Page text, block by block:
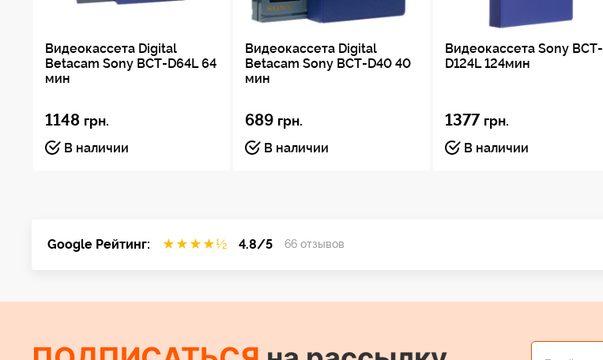
Видеокассета Digital
Betacam Sony BCT-D64L 64
мин
1148 грн.
В наличии
Видеокассета Digital
Betacam Sony BCT-D40 40
мин
689 грн.
В наличии
Видеокассета Sony BCT-
D124L 124мин
1377 грн.
В наличии
Google Рейтинг: ★ ★ ★ ★½ 4.8/5 66 отзывов